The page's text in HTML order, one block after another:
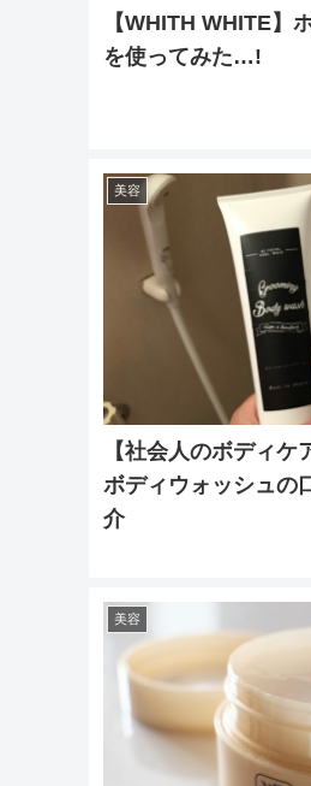
【WHITH WHITE】
を使ってみた…!
美容
【社会人のボディ
ボディウォッシュの
介
美容